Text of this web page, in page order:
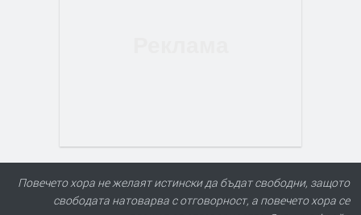
Повечето хора не желаят истински да бъдат свободни, защото
свободата натоварва с отговорност, а повечето хора се